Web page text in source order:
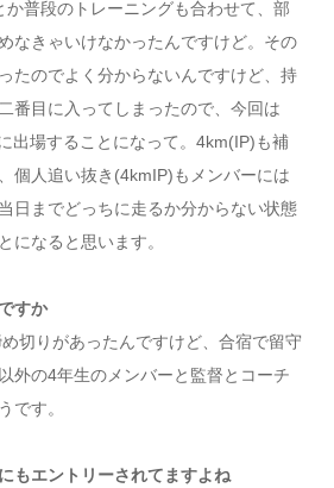
普段のトレーニングも合わせて、部
なきゃいけなかったんですけど。その
たのでよく分からないんですけど、持
番目に入ってしまったので、今回は
出場することになって。4km(IP)も補
個人追い抜き(4kmIP)もメンバーには
日までどっちに走るか分からない状態
になると思います。
すか
切りがあったんですけど、合宿で留守
外の4年生のメンバーと監督とコーチ
です。
もエントリーされてますよね